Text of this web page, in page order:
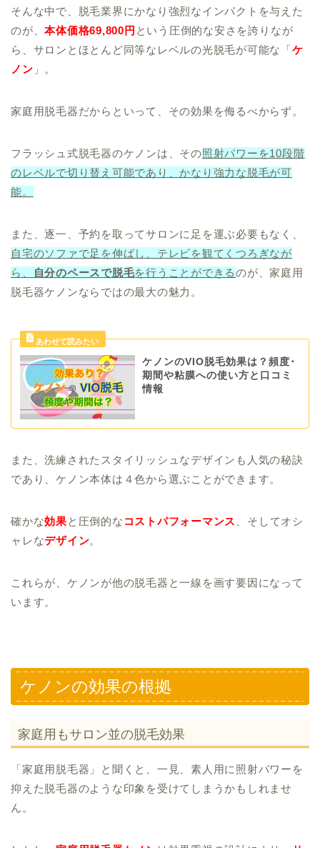
そんな中で、脱毛業界にかなり強烈なインパクトを与えた
のが、本体価格69,800円 という圧倒的な安さを誇りなが
ら、サロンとほとんど同等なレベルの光脱毛が可能な「ケ
ノン 」。
家庭用脱毛器だからといって、その効果を侮るべからず。
フラッシュ式脱毛器のケノンは、その照射パワーを10段階
のレベルで切り替え可能であり、かなり強力な脱毛が可
能。
また、逐一、予約を取ってサロンに足を運ぶ必要もなく、
自宅のソファで足を伸ばし、テレビを観てくつろぎなが
ら、
自分のペースで脱毛を行うことができるのが、家庭用
脱毛器ケノンならではの最大の魅力。
ケノンのVIO脱毛効果は？頻度･
期間や粘膜への使い方と口コミ
情報
また、洗練されたスタイリッシュなデザインも人気の秘訣
であり、ケノン本体は４色から選ぶことができます。
確かな効果と圧倒的な コストパフォーマンス
、そしてオシ
ャレなデザイン。
これらが、ケノンが他の脱毛器と一線を画す要因になって
います。
ケノンの効果の根拠
家庭用もサロン並の脱毛効果
「家庭用脱毛器」と聞くと、一見、素人用に照射パワーを
抑えた脱毛器のような印象を受けてしまうかもしれませ
ん。